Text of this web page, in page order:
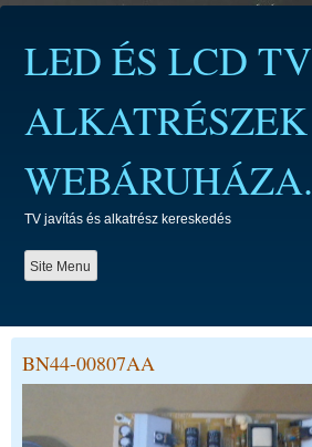
contentLED ÉS LCD TV
ALKATRÉSZEK
WEBÁRUHÁZA.
TV javítás és alkatrész kereskedés
Site Menu
BN44-00807AA